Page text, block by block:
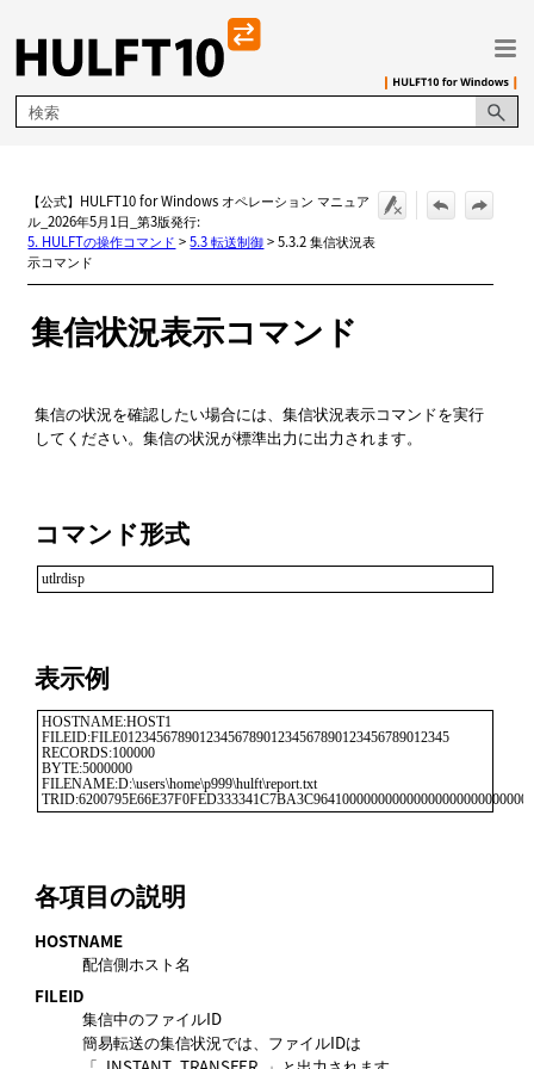
メイン コンテンツにスキップ
【公式】HULFT10 for Windows オペレーション マニュア
ル_2026年5月1日_第3版発行:
5. HULFTの操作コマンド >5.3 転送制御>5.3.2 集信状況表
示コマンド
集信状況表示コマンド
集信の状況を確認したい場合には、集信状況表示コマンドを実行
してください。集信の状況が標準出力に出力されます。
コマンド形式
utlrdisp
表示例
HOSTNAME:HOST1
FILEID:FILE0123456789012345678901234567890123456789012345
RECORDS:100000
BYTE:5000000
FILENAME:D:\users\home\p999\hulft\report.txt
各項目の説明
HOSTNAME
配信側ホスト名
FILEID
集信中のファイルID
簡易転送の集信状況では、ファイルIDは